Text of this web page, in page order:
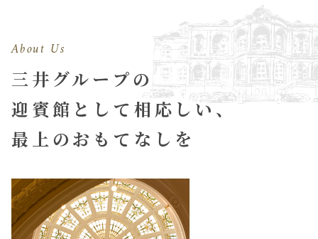
About Us
三井グループの
迎賓館として相応しい、
最上のおもてなしを